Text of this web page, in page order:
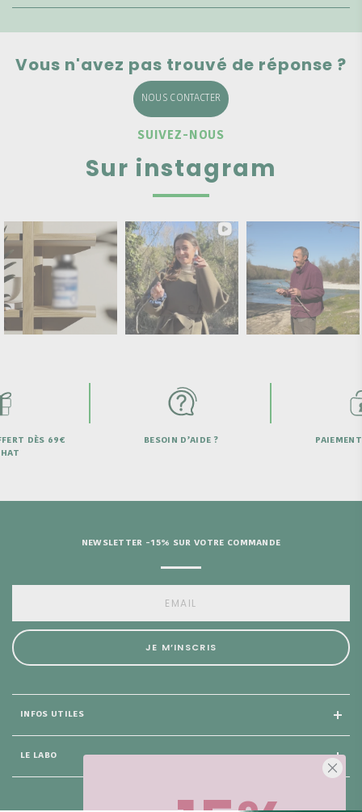
Vous n'avez pas trouvé de réponse ?
NOUS CONTACTER
SUIVEZ-NOUS
Sur instagram
? PAIEMENT SECURISÉ
LIVRAISON
INFOS UTILES
LE LABO
NEWSLETTER -15% SUR VOTRE COMMANDE
JE M’INSCRIS